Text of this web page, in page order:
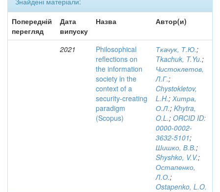
Попередній
перегляд
Дата
випуску
Назва Автор(и)
2021
Philosophical
reflections on
the information
society in the
context of a
security-creating
paradigm
(Scopus)
Ткачук, Т.Ю.;
Tkachuk, T.Yu.;
Чистоклетов,
Л.Г.;
Chystokletov,
L.H.; Хитра,
О.Л.; Khytra,
O.L.; ORCID ID:
0000-0002-
3632-5101;
Шишко, В.В.;
Shyshko, V.V.;
Остапенко,
Л.О.;
Ostapenko, L.O.